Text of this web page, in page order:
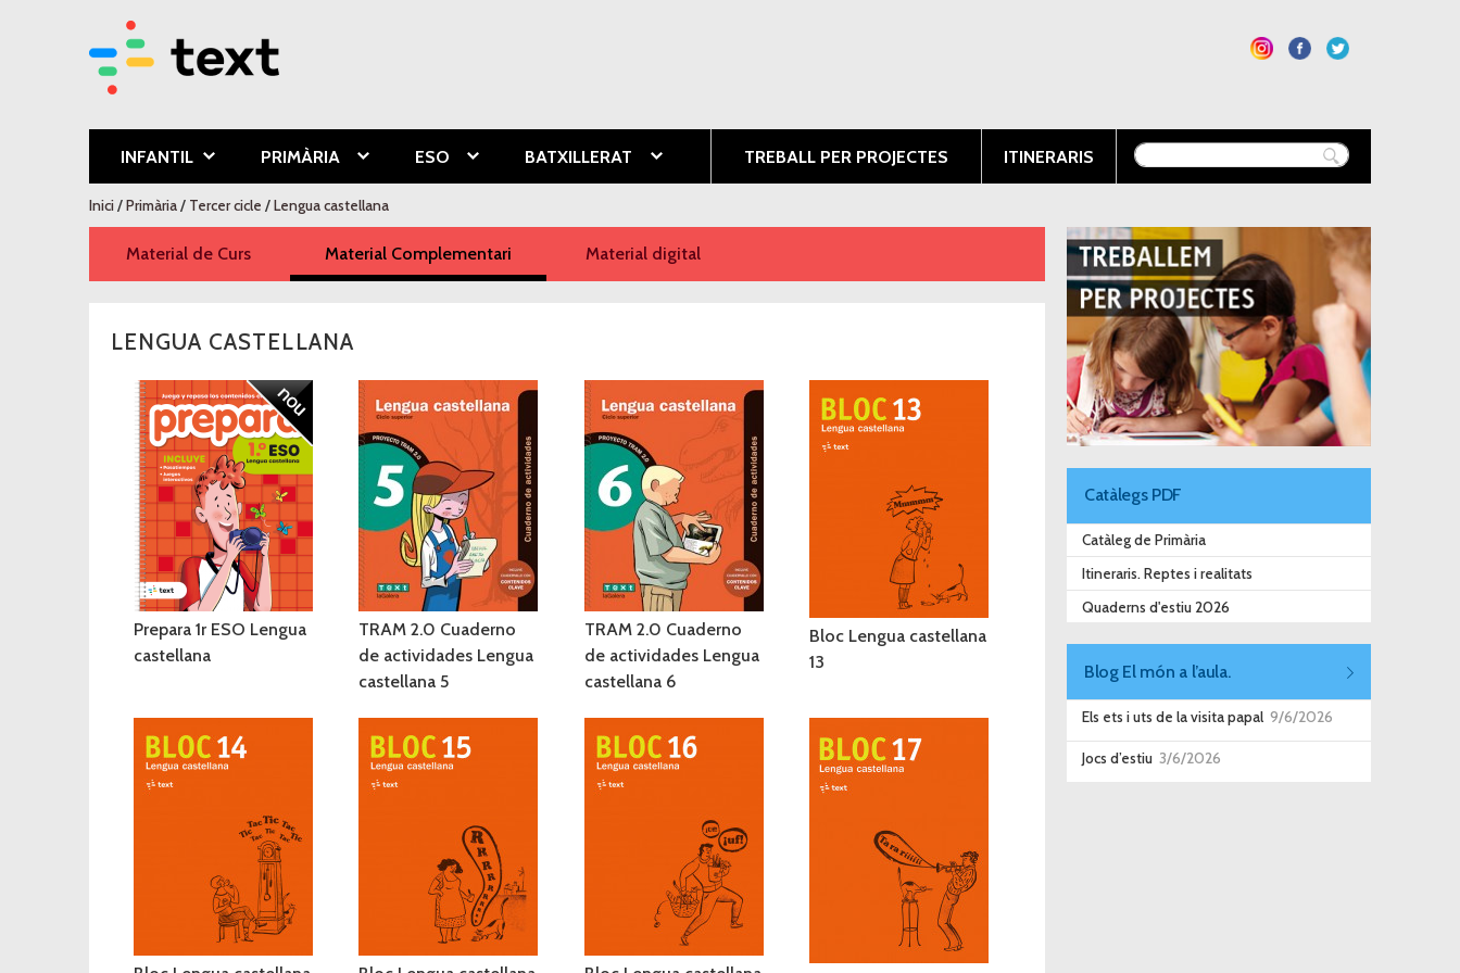
INFANTIL PRIMÀRIA ESO BATXILLERAT TREBALL PER PROJECTES ITINERARIS
Esteu aquí
Inici/Primària/ Tercer cicle /Lengua castellana
Material de Curs Material Complementari (pestanya activa)Material digital
LENGUA CASTELLANA
Prepara 1r ESO Lengua
castellana
TRAM 2.0 Cuaderno
de actividades Lengua
castellana 5
TRAM 2.0 Cuaderno
de actividades Lengua
castellana 6
Bloc Lengua castellana
13
Catàlegs PDF
Catàleg de Primària
Itineraris. Reptes i realitats
Quaderns d'estiu 2026
Blog El món a l’aula.
Els ets i uts de la visita papal 9/6/2026
Jocs d’estiu 3/6/2026